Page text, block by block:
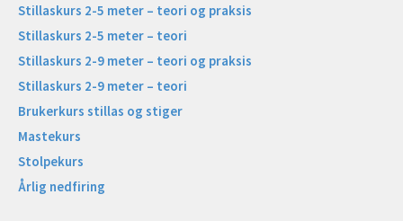
Stillaskurs 2-5 meter – teori og praksis
Stillaskurs 2-5 meter – teori
Stillaskurs 2-9 meter – teori og praksis
Stillaskurs 2-9 meter – teori
Brukerkurs stillas og stiger
Mastekurs
Stolpekurs
Årlig nedfiring